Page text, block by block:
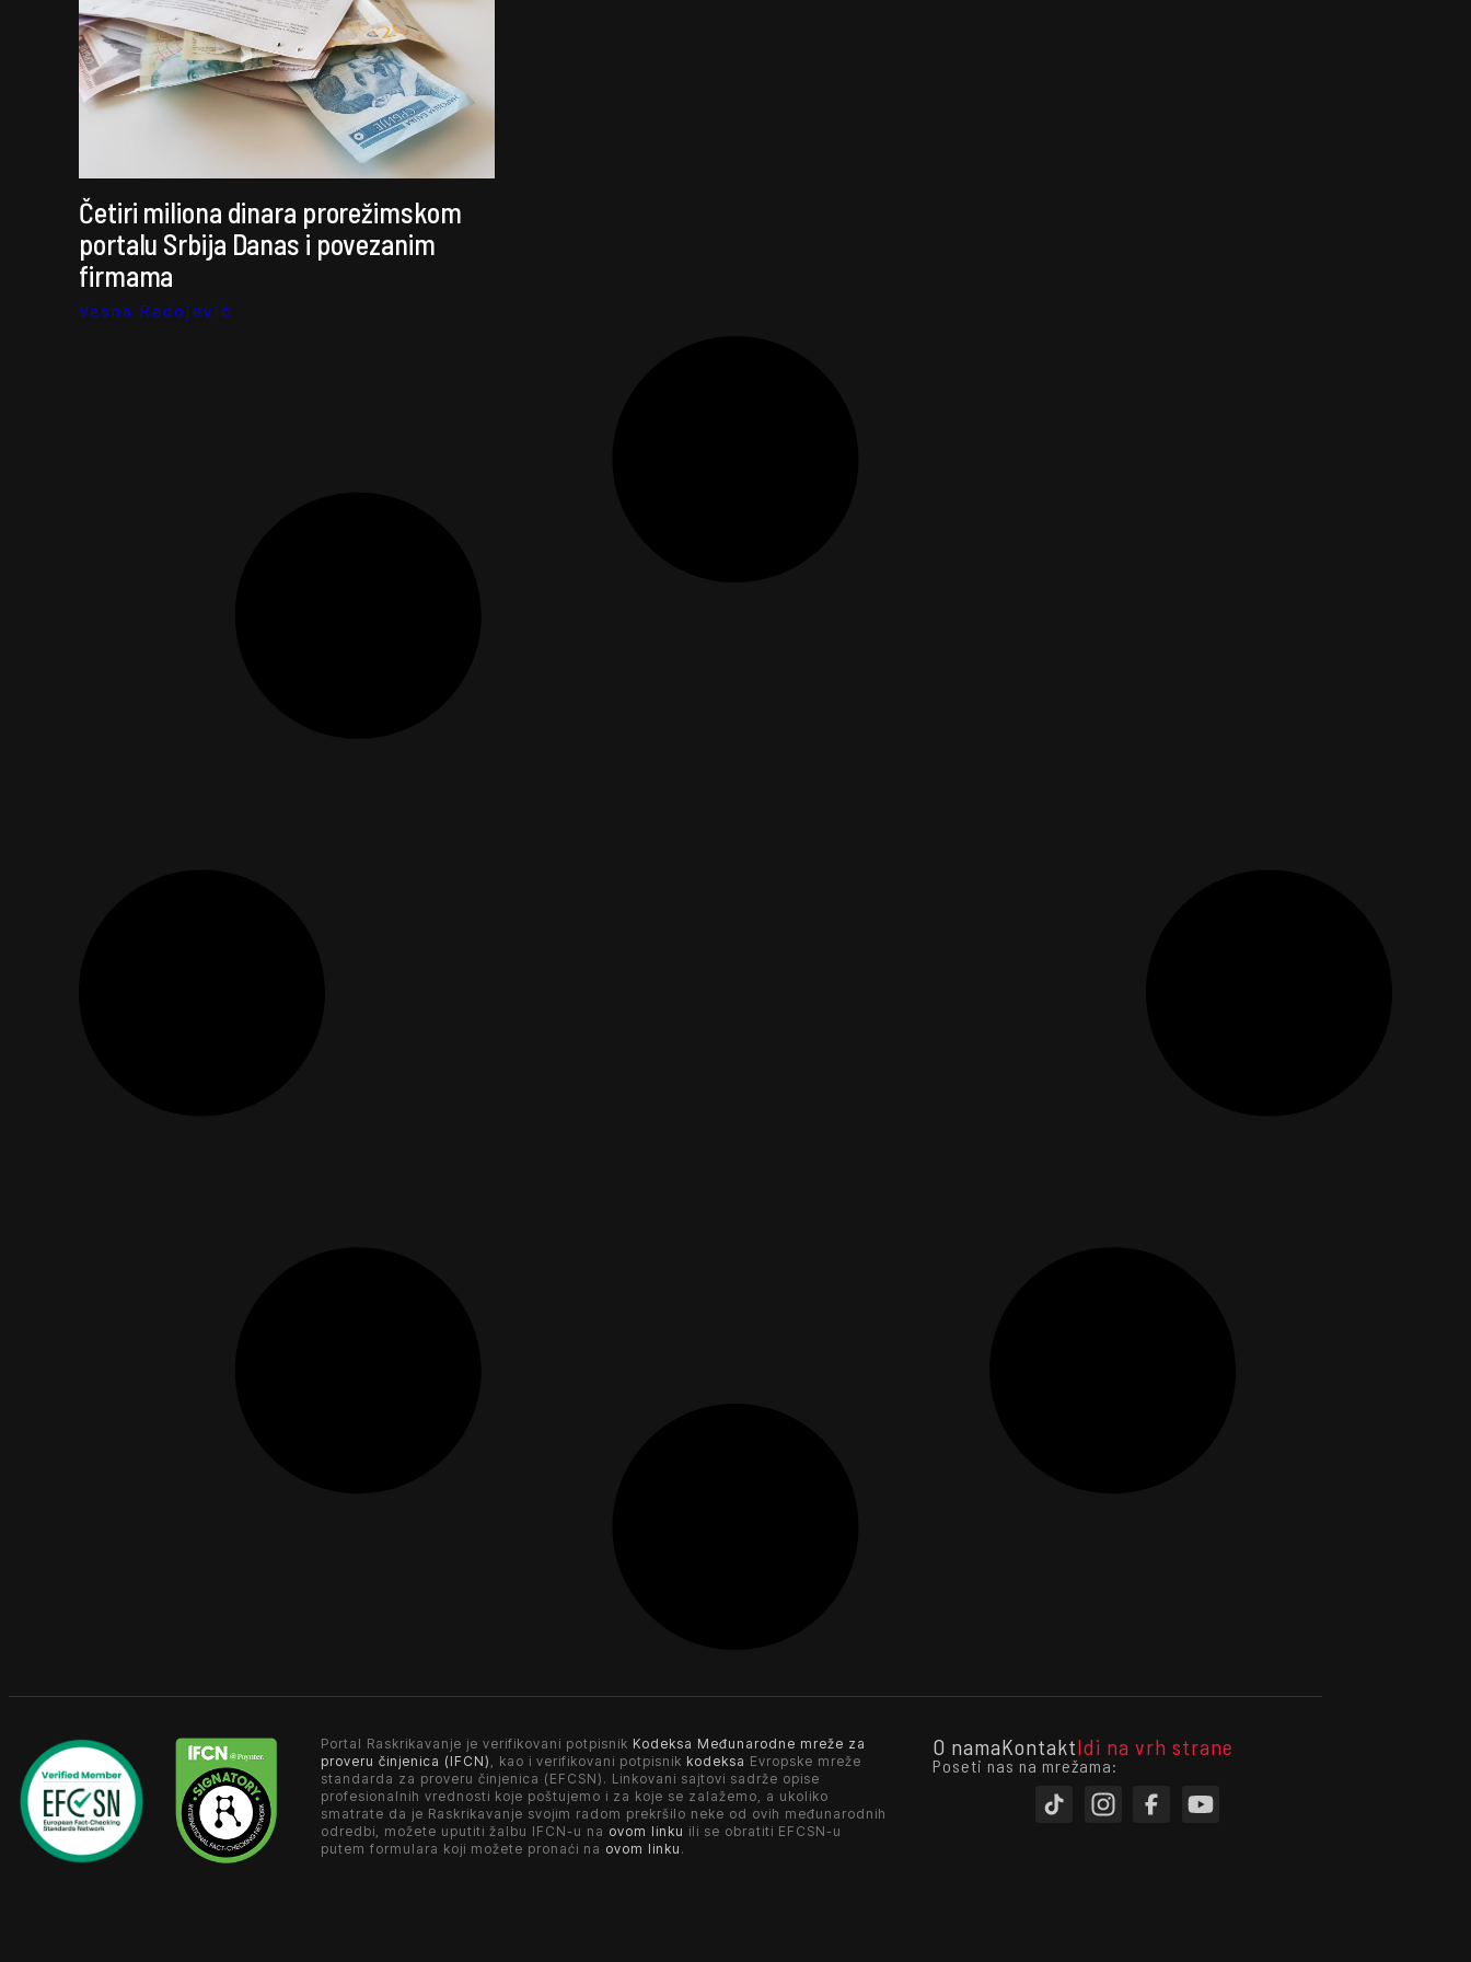
Četiri miliona dinara prorežimskom
portalu Srbija Danas i povezanim
firmama
Vesna Radojević
Portal Raskrikavanje je verifikovani potpisnik Kodeksa Međunarodne mreže za
proveru činjenica (IFCN) , kao i verifikovani potpisnik kodeksa Evropske mreže
standarda za proveru činjenica (EFCSN). Linkovani sajtovi sadrže opise
profesionalnih vrednosti koje poštujemo i za koje se zalažemo, a ukoliko
smatrate da je Raskrikavanje svojim radom prekršilo neke od ovih međunarodnih
odredbi, možete uputiti žalbu IFCN-u na ovom linku ili se obratiti EFCSN-u
putem formulara koji možete pronaći na ovom linku .
O namaKontaktIdi na vrh strane
Poseti nas na mrežama: